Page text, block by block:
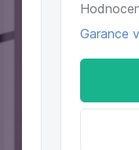
Garance